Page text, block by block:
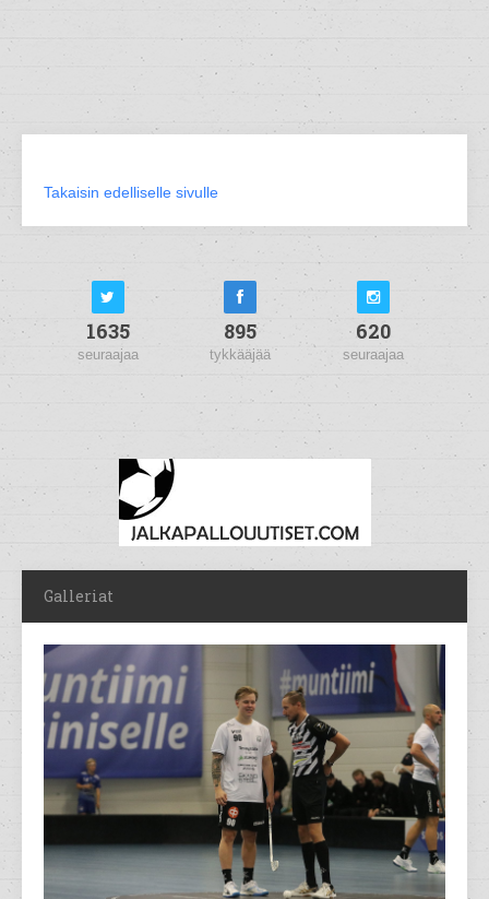
Takaisin edelliselle sivulle
1635
seuraajaa
895
tykkääjää
620
seuraajaa
Galleriat